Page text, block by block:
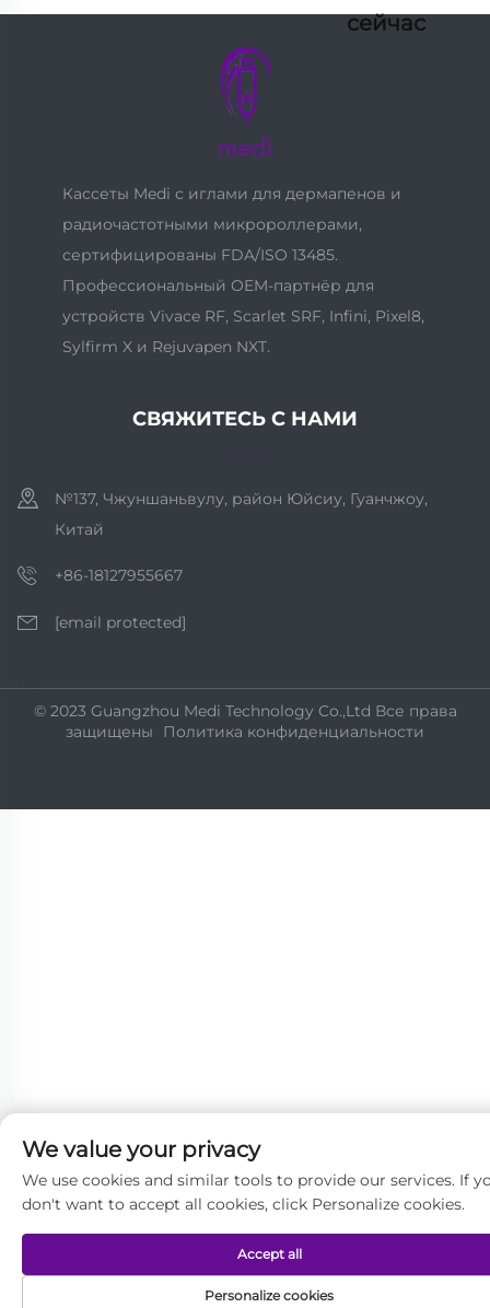
сейчас
Кассеты Medi с иглами для дермапенов и
радиочастотными микророллерами,
сертифицированы FDA/ISO 13485.
Профессиональный OEM-партнёр для
устройств Vivace RF, Scarlet SRF, Infini, Pixel8,
Sylfirm X и Rejuvapen NXT.
СВЯЖИТЕСЬ С НАМИ
№137, Чжуншаньвулу, район Юйсиу, Гуанчжоу,
Китай
+86-18127955667
[email protected]
© 2023 Guangzhou Medi Technology Co.,Ltd Все права
защищены
Политика конфиденциальности
We value your privacy
We use cookies and similar tools to provide our services. If
don't want to accept all cookies, click Personalize cookies.
Personalize cookies
Accept all